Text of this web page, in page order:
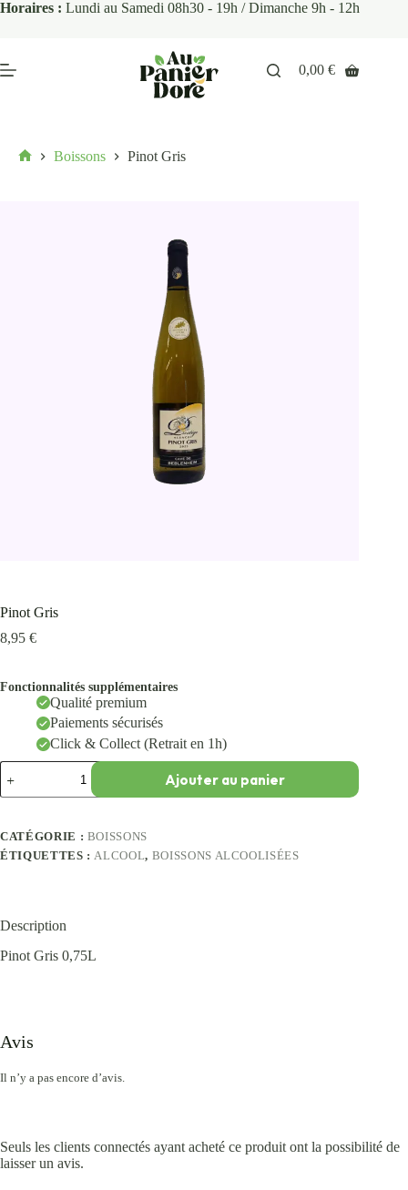
Horaires : Lundi au Samedi 08h30 - 19h / Dimanche 9h - 12h
0,00€
Boissons Pinot Gris
Pinot Gris
8,95 €
Fonctionnalités supplémentaires
Qualité premium
Paiements sécurisés
Click & Collect (Retrait en 1h)
Ajouter au panier
CATÉGORIE : BOISSONS
ÉTIQUETTES :ALCOOL, BOISSONS ALCOOLISÉES
Description
Pinot Gris 0,75L
Avis
Il n’y a pas encore d’avis.
Seuls les clients connectés ayant acheté ce produit ont la possibilité de
laisser un avis.